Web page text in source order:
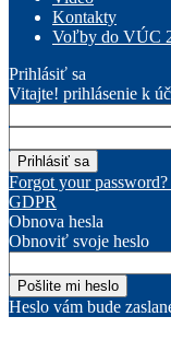
Kontakty
Voľby do VÚC
Prihlásiť sa
Vitajte! prihlásenie k
Forgot your
GDPR
Obnova hesla
Obnoviť svoje heslo
Heslo vám bude